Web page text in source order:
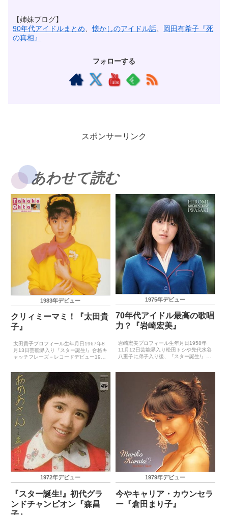
【姉妹ブログ】
90年代アイドルまとめ 、懐かしのアイドル話
岡田有希子『死
の真相』
フォローする
スポンサーリンク
あわせて読む
1983年デビュー
クリィミーマミ！『太田貴
子』
太田貴子プロフィール生年月日1967年8
月13日芸能界入り『スター誕生!』合格キ
ャッチフレーズ－レコードデビュー1983
音楽祭受賞歴（大賞）－ゴールデン・ア
ロー賞受賞...
1975年デビュー
70年代アイドル最高の歌唱
力？『岩崎宏美』
岩崎宏美プロフィール生年月日1958年
11月12日芸能界入り松田トシや先代水谷
八重子に弟子入り後、『スター誕生!』で
重唱（デュエット）） 主要音楽祭受賞歴
1972年デビュー
『スター誕生!』初代グラ
ンドチャンピオン『森昌
1979年デビュー
今やキャリア・カウンセラ
ー『倉田まり子』